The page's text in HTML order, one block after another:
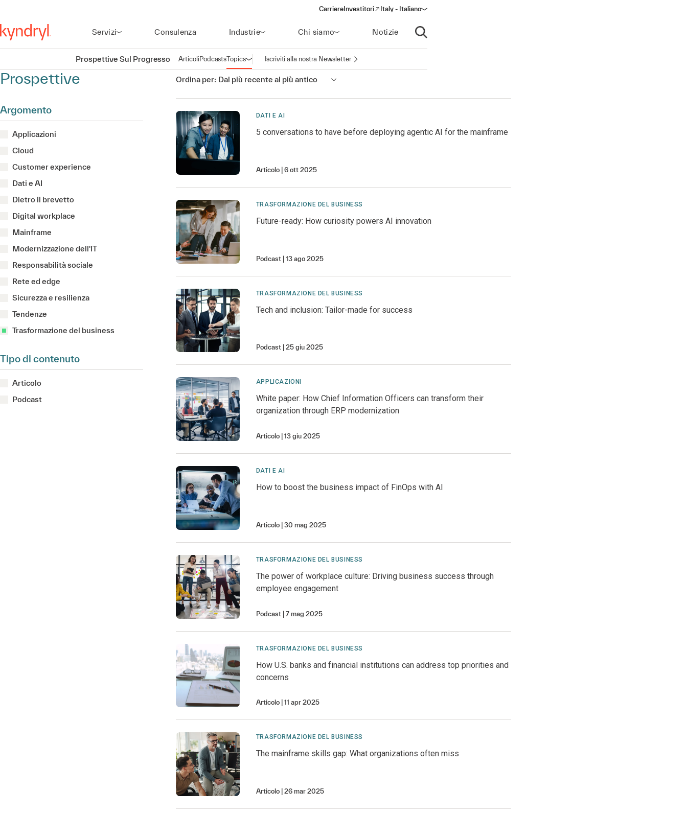
CarriereInvestitori
(opens in a new window)
Italy - Italiano
Servizi Consulenza Industrie Chi siamo Notizie
Apri ricerca
Prospettive Sul Progresso ArticoliPodcastsTopicsApri la navigazione
Iscriviti alla nostra Newsletter
Prospettive
Argomento
Applicazioni
Cloud
Customer experience
Dati e AI
Dietro il brevetto
Digital workplace
Mainframe
Modernizzazione dell'IT
Responsabilità sociale
Rete ed edge
Sicurezza e resilienza
Tendenze
Trasformazione del business
Tipo di contenuto
Articolo
Podcast
Ordina per: Dal più recente al più antico
DATI E AI
5 conversations to have before deploying agentic AI for the mainframe
Articolo 6 ott 2025
TRASFORMAZIONE DEL BUSINESS
Future-ready: How curiosity powers AI innovation
Podcast 13 ago 2025
TRASFORMAZIONE DEL BUSINESS
Tech and inclusion: Tailor-made for success
Podcast 25 giu 2025
APPLICAZIONI
White paper: How Chief Information Officers can transform their
organization through ERP modernization
Articolo 13 giu 2025
DATI E AI
How to boost the business impact of FinOps with AI
Articolo 30 mag 2025
TRASFORMAZIONE DEL BUSINESS
The power of workplace culture: Driving business success through
employee engagement
Podcast 7 mag 2025
TRASFORMAZIONE DEL BUSINESS
How U.S. banks and financial institutions can address top priorities and
concerns
Articolo 11 apr 2025
TRASFORMAZIONE DEL BUSINESS
The mainframe skills gap: What organizations often miss
Articolo 26 mar 2025